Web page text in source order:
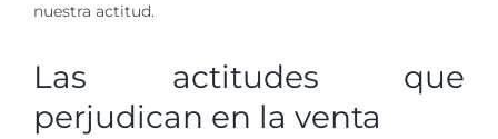
nuestra actitud.
Las actitudes que
perjudican en la venta